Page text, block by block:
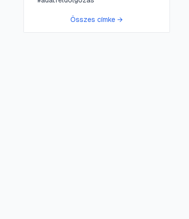
Összes címke →